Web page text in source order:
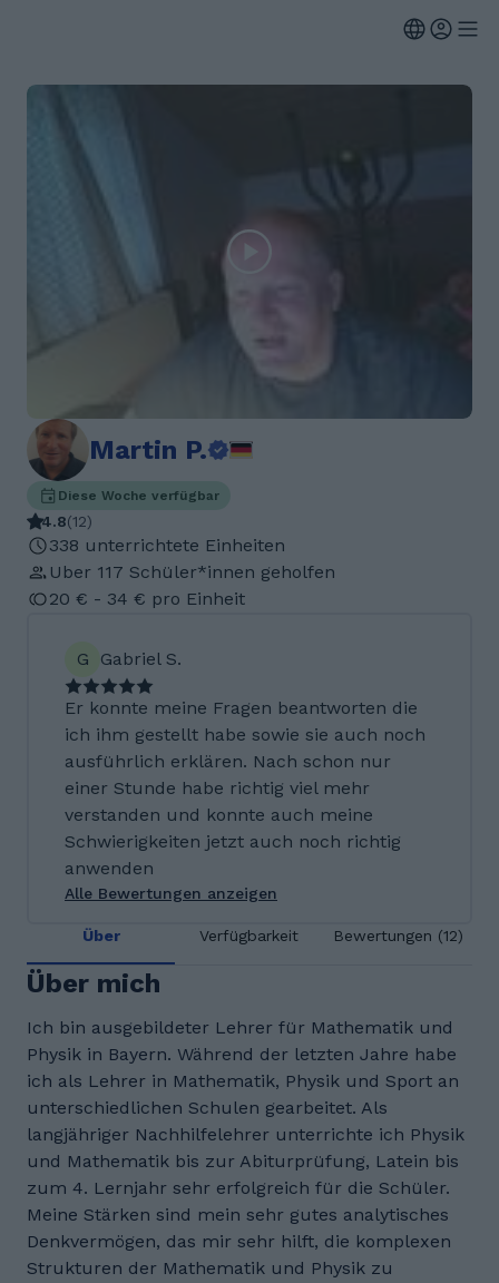
Martin P.
Diese Woche verfügbar
4.8(12)
338 unterrichtete Einheiten
Uber 117 Schüler*innen geholfen
20 € - 34 € pro Einheit
G Gabriel S.
Er konnte meine Fragen beantworten die
ich ihm gestellt habe sowie sie auch noch
ausführlich erklären. Nach schon nur
einer Stunde habe richtig viel mehr
verstanden und konnte auch meine
Schwierigkeiten jetzt auch noch richtig
anwenden
Alle Bewertungen anzeigen
Über Verfügbarkeit Bewertungen (12)
Über mich
Ich bin ausgebildeter Lehrer für Mathematik und
Physik in Bayern. Während der letzten Jahre habe
ich als Lehrer in Mathematik, Physik und Sport an
unterschiedlichen Schulen gearbeitet. Als
langjähriger Nachhilfelehrer unterrichte ich Physik
und Mathematik bis zur Abiturprüfung, Latein bis
zum 4. Lernjahr sehr erfolgreich für die Schüler.
Meine Stärken sind mein sehr gutes analytisches
Denkvermögen, das mir sehr hilft, die komplexen
Strukturen der Mathematik und Physik zu